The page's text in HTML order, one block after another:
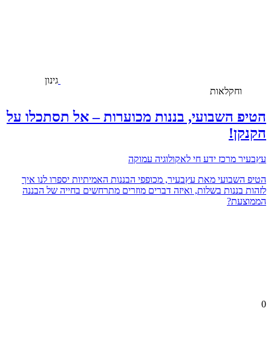
גינון
וחקלאות
הטיפ השבועי, בננות מכוערות – אל תסתכלו על
הקנקן!
עץבעיר מרכז ידע חי לאקולוגיה עמוקה
הטיפ השבועי מאת עץבעיר, מכופפי הבננות האמיתיות יספרו לנו איך
לזהות בננות בשלות, ואיזה דברים מוזרים מתרחשים בחייה של הבננה
הממוצעת?
0